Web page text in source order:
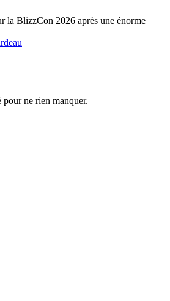
la BlizzCon 2026 après une énorme
ne rien manquer.